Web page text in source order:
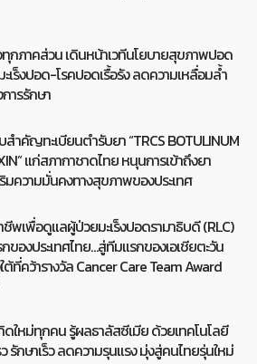
กภาคส่วน เดินหน้าเวทีนโยบายสุขภาพปอด
ะเร็งปอด-โรคปอดเรื้อรัง ลดความเหลื่อมล้ำ
ารรักษา
สำคัญทะเบียนตำรับยา “TRCS BOTULINUM
แก่สภากาชาดไทย หนุนการเข้าถึงยา
มความมั่นคงทางสุขภาพของประเทศ
พเพื่อดูแลผู้ป่วยมะเร็งปอดรามาธิบดี (RLC)
ของประเทศไทย…สู่ทีมแรกของเอเชียตะวัน
ต้ที่คว้ารางวัล Cancer Care Team Award
ดใหม่ทุกคน รู้ผลธาลัสซีเมีย ด้วยเทคโนโลยี
รักษาเร็ว ลดความรุนแรง มุ่งสู่คนไทยรุ่นใหม่